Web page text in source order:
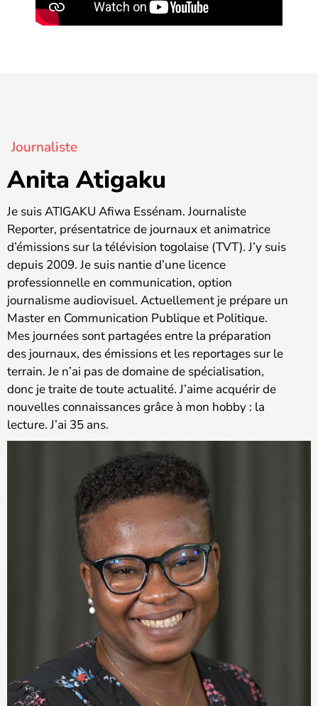
Journaliste
Anita Atigaku
Je suis ATIGAKU Afiwa Essénam. Journaliste
Reporter, présentatrice de journaux et animatrice
d’émissions sur la télévision togolaise (TVT). J’y suis
depuis 2009. Je suis nantie d’une licence
professionnelle en communication, option
journalisme audiovisuel. Actuellement je prépare un
Master en Communication Publique et Politique.
Mes journées sont partagées entre la préparation
des journaux, des émissions et les reportages sur le
terrain. Je n’ai pas de domaine de spécialisation,
donc je traite de toute actualité. J’aime acquérir de
nouvelles connaissances grâce à mon hobby : la
lecture. J’ai 35 ans.